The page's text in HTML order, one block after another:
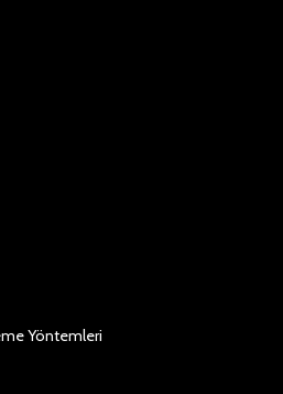
Yöntemleri